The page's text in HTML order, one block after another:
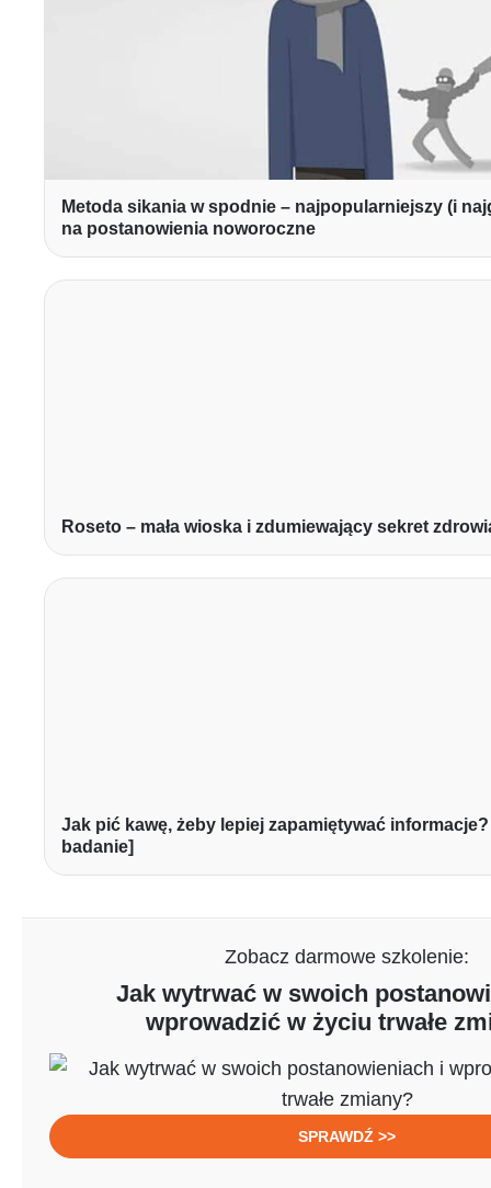
Metoda sikania w spodnie – najpopularniejszy (i
na postanowienia noworoczne
Roseto – mała wioska i zdumiewający sekret
Jak pić kawę, żeby lepiej zapamiętywać
badanie]
Zobacz darmowe szkolenie:
Jak wytrwać w swoich
wprowadzić w życiu trwałe
SPRAWDŹ >>